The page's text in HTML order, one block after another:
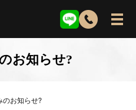
お知らせ?
のお知らせ?